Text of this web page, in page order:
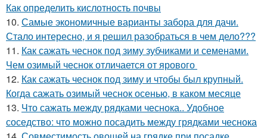
Как определить кислотность почвы
10. Самые экономичные варианты забора для дачи.
Стало интересно, и я решил разобраться в чем дело???
11. Как сажать чеснок под зиму зубчиками и семенами.
Чем озимый чеснок отличается от ярового
12. Как сажать чеснок под зиму и чтобы был крупный.
Когда сажать озимый чеснок осенью, в каком месяце
13. Что сажать между рядками чеснока.. Удобное
соседство: что можно посадить между грядками чеснока